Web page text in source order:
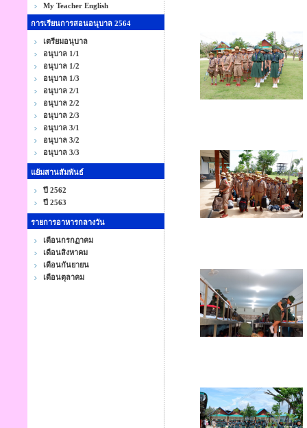
My Teacher English
การเรียนการสอนอนุบาล 2564
เตรียมอนุบาล
อนุบาล 1/1
อนุบาล 1/2
อนุบาล 1/3
อนุบาล 2/1
อนุบาล 2/2
อนุบาล 2/3
อนุบาล 3/1
อนุบาล 3/2
อนุบาล 3/3
แย้มสานสัมพันธ์
ปี 2562
ปี 2563
รายการอาหารกลางวัน
เดือนกรกฏาคม
เดือนสิงหาคม
เดือนกันยายน
เดือนตุลาคม